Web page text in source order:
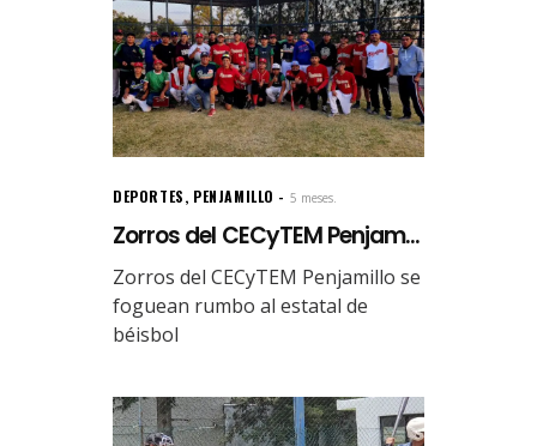
DEPORTES, PENJAMILLO 5 meses.
Zorros del CECyTEM Penjam...
Zorros del CECyTEM Penjamillo se
foguean rumbo al estatal de
béisbol